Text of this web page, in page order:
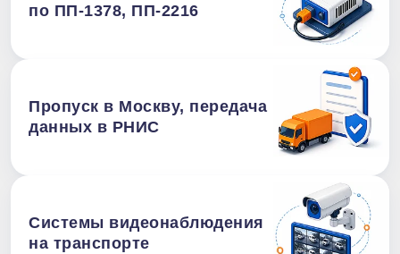
по ПП-1378, ПП-2216
Пропуск в Москву, передача
данных в РНИС
Системы видеонаблюдения
на транспорте